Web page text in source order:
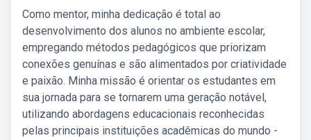
Como mentor, minha dedicação é total ao
desenvolvimento dos alunos no ambiente escolar,
empregando métodos pedagógicos que priorizam
conexões genuínas e são alimentados por criatividade
e paixão. Minha missão é orientar os estudantes em
sua jornada para se tornarem uma geração notável,
utilizando abordagens educacionais reconhecidas
pelas principais instituições acadêmicas do mundo -